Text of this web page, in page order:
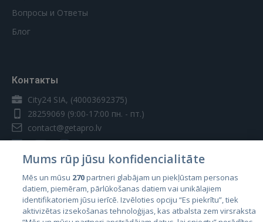
Вопросы и Ответы
Блог
Контакты
City24 SIA, (40003692375)
28259069 (9:00-17:00 пн. - пт.)
contact@getapro.lv
Страны
Эстония
Mums rūp jūsu konfidencialitāte
Mēs un mūsu 270partneri glabājam un piekļūstam personas
datiem, piemēram, pārlūkošanas datiem vai unikālajiem
identifikatoriem jūsu ierīcē. Izvēloties opciju “Es piekrītu”, tiek
aktivizētas izsekošanas tehnoloģijas, kas atbalsta zem virsraksta